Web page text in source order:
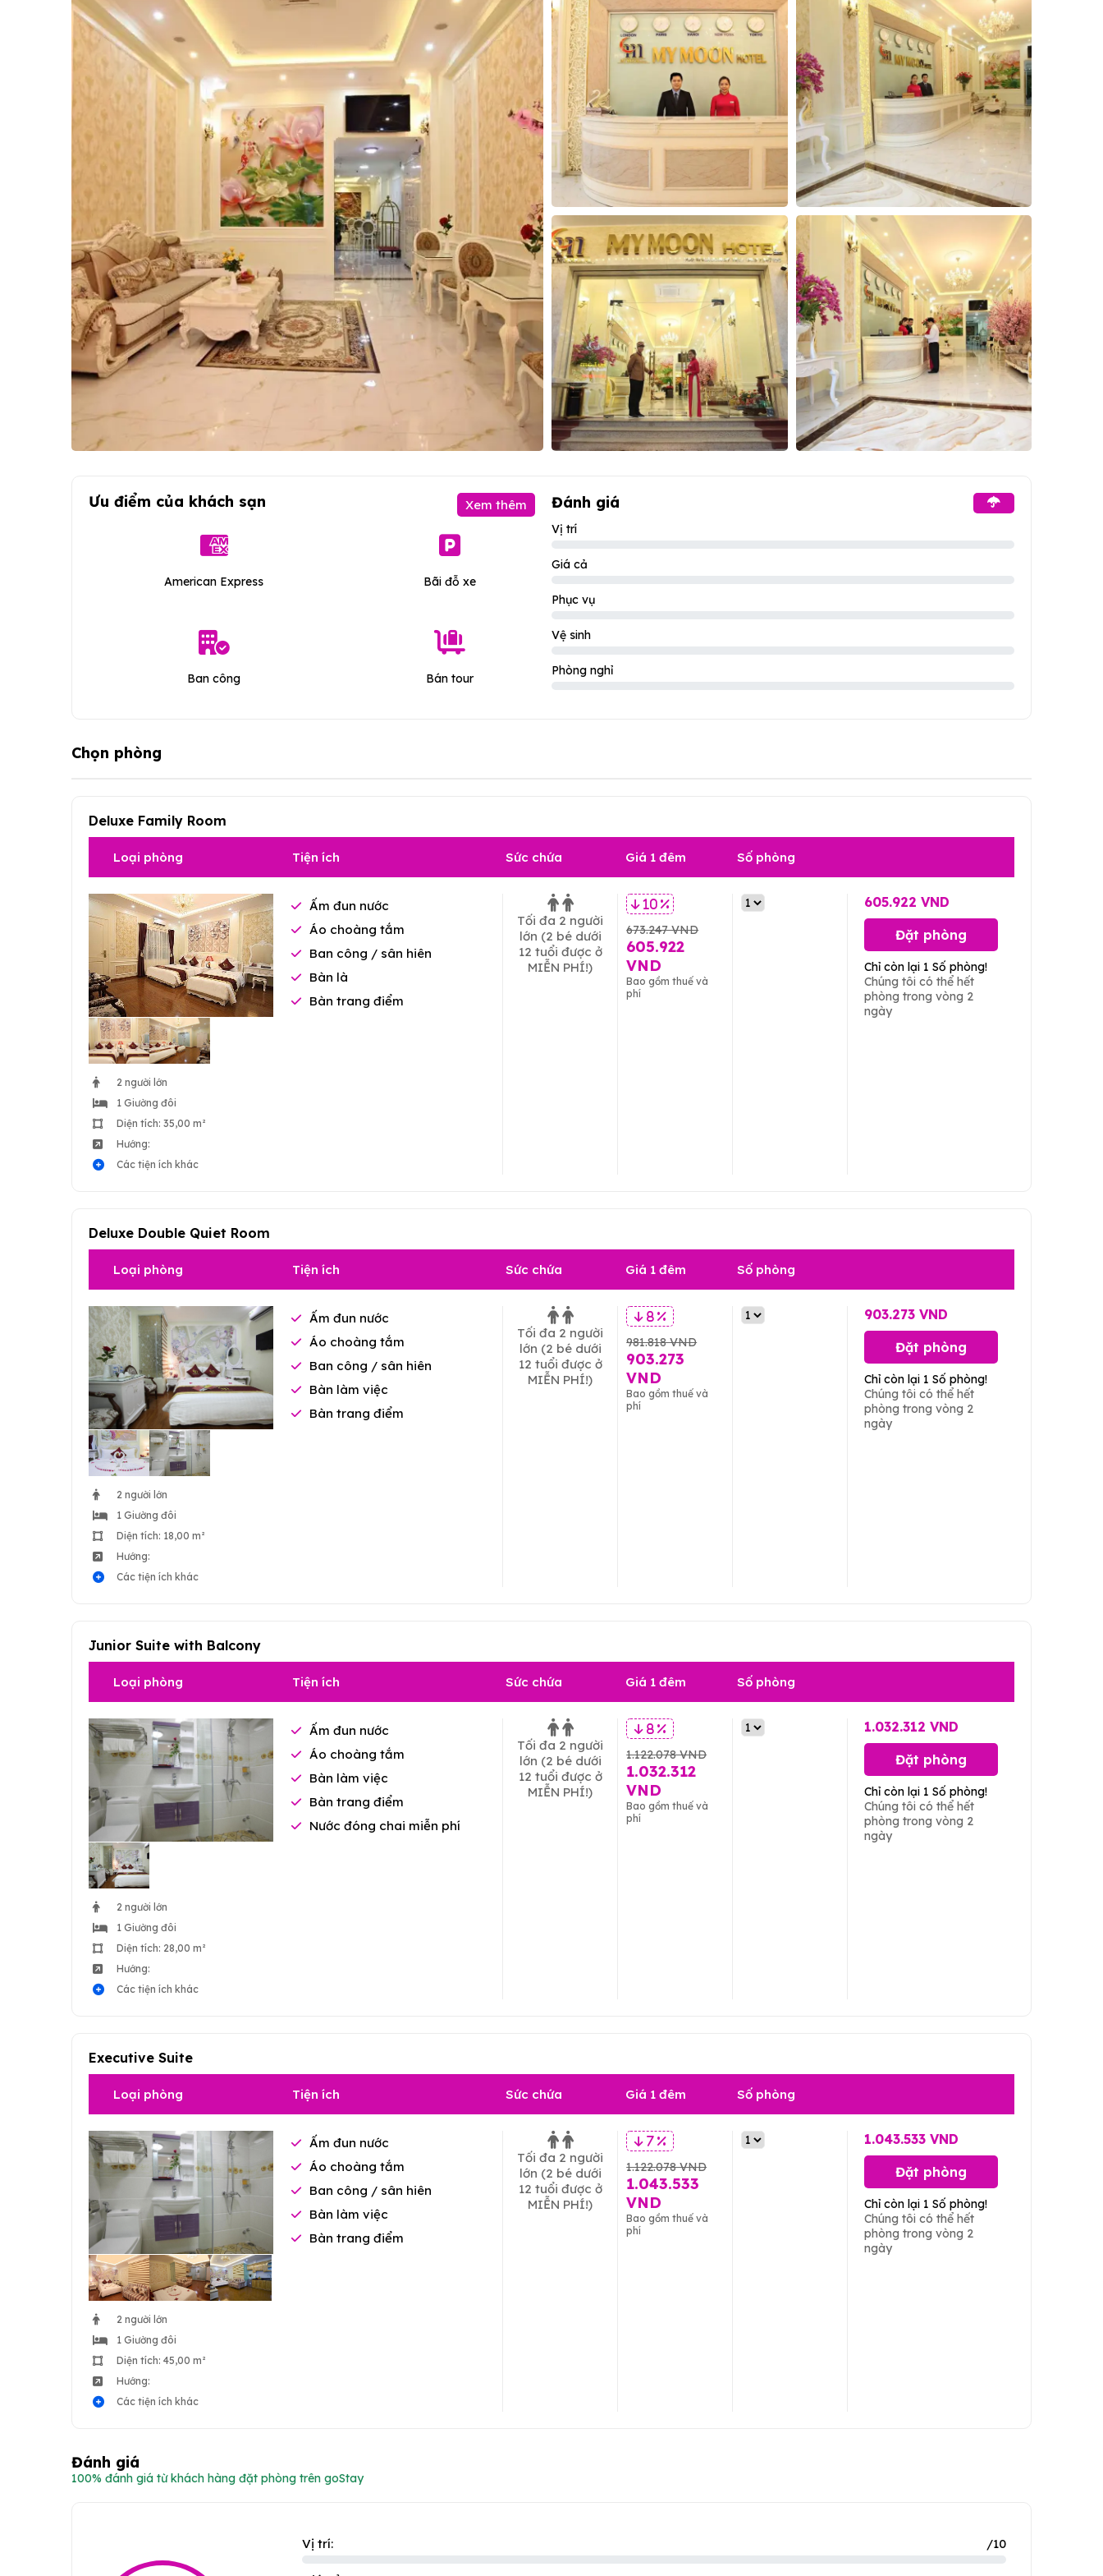
Hôm nay Xóa Đóng Hôm nay Xóa
Ưu điểm của khách sạn Xem thêm
American Express Bãi đỗ xe
Ban công Bán tour
Đánh giá
Vị trí
Giá cả
Phục vụ
Vệ sinh
Phòng nghỉ
Chọn phòng
Deluxe Family Room
Loại phòng Tiện ích Sức chứa Giá 1 đêm Số phòng
2 người lớn
1 Giường đôi
Diện tích: 35,00 m²
Hướng:
Các tiện ích khác
Ấm đun nước
Áo choàng tắm
Ban công / sân hiên
Bàn là
Bàn trang điểm
Tối đa 2 người
lớn (2 bé dưới
12 tuổi được ở
MIỄN PHÍ!)
10 %
673.247 VND
605.922
VND
Bao gồm thuế và
phí
605.922 VND
Đặt phòng
Chỉ còn lại 1 Số phòng!
Chúng tôi có thể hết
phòng trong vòng 2
ngày
Deluxe Double Quiet Room
Loại phòng Tiện ích Sức chứa Giá 1 đêm Số phòng
2 người lớn
1 Giường đôi
Diện tích: 18,00 m²
Hướng:
Các tiện ích khác
Ấm đun nước
Áo choàng tắm
Ban công / sân hiên
Bàn làm việc
Bàn trang điểm
Tối đa 2 người
lớn (2 bé dưới
12 tuổi được ở
MIỄN PHÍ!)
8 %
981.818 VND
903.273
VND
Bao gồm thuế và
phí
903.273 VND
Đặt phòng
Chỉ còn lại 1 Số phòng!
Chúng tôi có thể hết
phòng trong vòng 2
ngày
Junior Suite with Balcony
Loại phòng Tiện ích Sức chứa Giá 1 đêm Số phòng
2 người lớn
1 Giường đôi
Diện tích: 28,00 m²
Hướng:
Các tiện ích khác
Ấm đun nước
Áo choàng tắm
Bàn làm việc
Bàn trang điểm
Nước đóng chai miễn phí
Tối đa 2 người
lớn (2 bé dưới
12 tuổi được ở
MIỄN PHÍ!)
8 %
1.122.078 VND
1.032.312
VND
Bao gồm thuế và
phí
1.032.312 VND
Đặt phòng
Chỉ còn lại 1 Số phòng!
Chúng tôi có thể hết
phòng trong vòng 2
ngày
Executive Suite
Loại phòng Tiện ích Sức chứa Giá 1 đêm Số phòng
2 người lớn
1 Giường đôi
Diện tích: 45,00 m²
Hướng:
Các tiện ích khác
Ấm đun nước
Áo choàng tắm
Ban công / sân hiên
Bàn làm việc
Bàn trang điểm
Tối đa 2 người
lớn (2 bé dưới
12 tuổi được ở
MIỄN PHÍ!)
7 %
1.122.078 VND
1.043.533
VND
Bao gồm thuế và
phí
1.043.533 VND
Đặt phòng
Chỉ còn lại 1 Số phòng!
Chúng tôi có thể hết
phòng trong vòng 2
ngày
Đánh giá
100% đánh giá từ khách hàng đặt phòng trên goStay
Vị trí: /10